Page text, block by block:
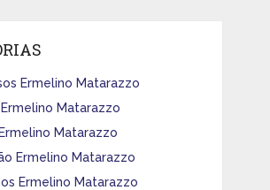
Ermelino Matarazzo
Matarazzo
Matarazzo
Ermelino Matarazzo
Ermelino Matarazzo